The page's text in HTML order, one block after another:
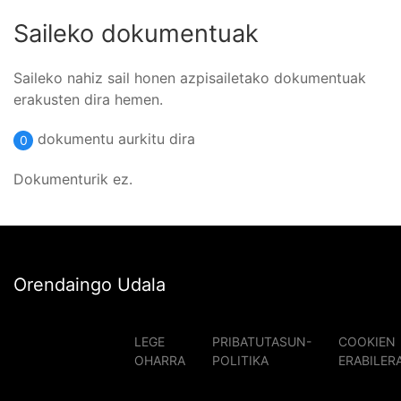
Saileko dokumentuak
Saileko nahiz sail honen azpisailetako dokumentuak
erakusten dira hemen.
0 dokumentu aurkitu dira
Dokumenturik ez.
Orendaingo Udala
LEGE
OHARRA
PRIBATUTASUN-
POLITIKA
COOKIEN